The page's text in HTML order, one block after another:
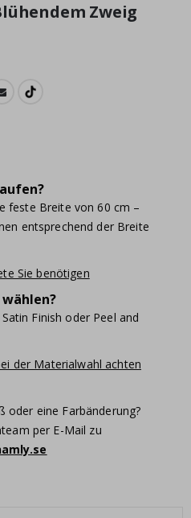
Zweig
feste Breite von 60 cm –
entsprechend der Breite
Sie benötigen
Finish oder Peel and
der Materialwahl achten
oder eine Farbänderung?
per E-Mail zu